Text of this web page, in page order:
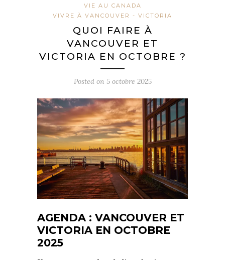
VIE AU CANADA
VIVRE À VANCOUVER - VICTORIA
QUOI FAIRE À
VANCOUVER ET
VICTORIA EN OCTOBRE ?
Posted on 5 octobre 2025
AGENDA : VANCOUVER ET
VICTORIA EN OCTOBRE
2025